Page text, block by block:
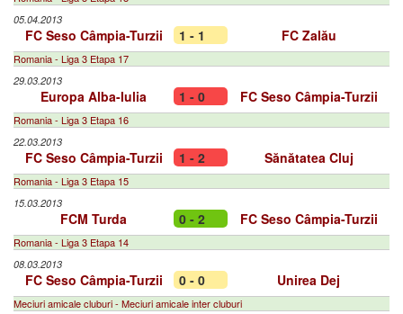
05.04.2013
FC Seso Câmpia-Turzii 1 - 1 FC Zalău
Romania - Liga 3 Etapa 17
29.03.2013
Europa Alba-Iulia 1 - 0 FC Seso Câmpia-Turzii
Romania - Liga 3 Etapa 16
22.03.2013
FC Seso Câmpia-Turzii 1 - 2 Sănătatea Cluj
Romania - Liga 3 Etapa 15
15.03.2013
FCM Turda 0 - 2 FC Seso Câmpia-Turzii
Romania - Liga 3 Etapa 14
08.03.2013
FC Seso Câmpia-Turzii 0 - 0 Unirea Dej
Meciuri amicale cluburi - Meciuri amicale inter cluburi